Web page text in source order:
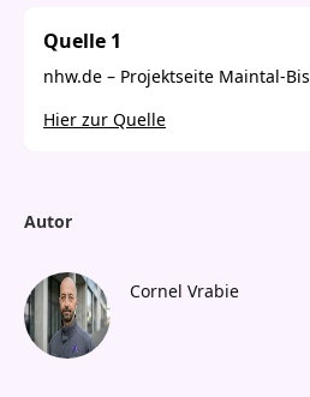
Quelle 1
nhw.de – Projektseite Maintal-
Hier zur Quelle
Autor
Cornel Vrabie